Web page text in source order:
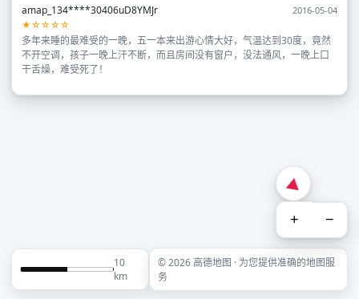
amap_134****30406uD8YMJr
2016-05-04
★☆☆☆☆
多年来睡的最难受的一晚，五一本来出游心情大好，气温达到30度，竟然
不开空调，孩子一晚上汗不断，而且房间没有窗户，没法通风，一晚上口
干舌燥，难受死了！
+ −
10
km
© 2026 高德地图 · 为您提供准确的地图服
务